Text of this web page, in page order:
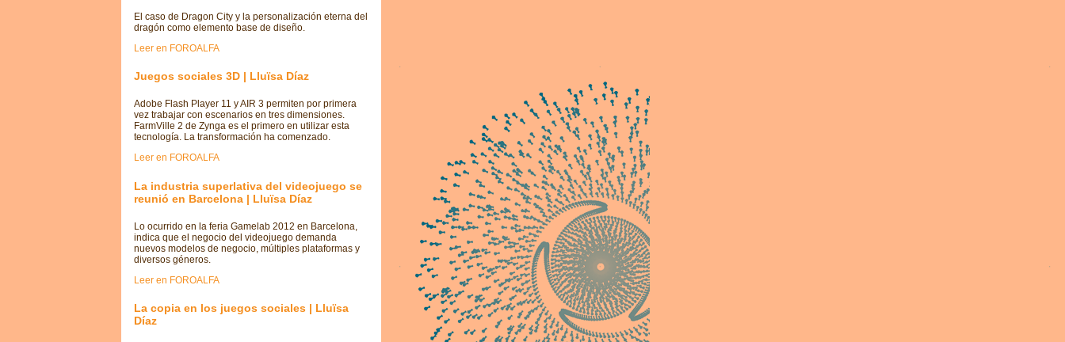
El caso de Dragon City y la personalización eterna del
dragón como elemento base de diseño.
Leer en FOROALFA
Juegos sociales 3D | Lluïsa Díaz
Adobe Flash Player 11 y AIR 3 permiten por primera
vez trabajar con escenarios en tres dimensiones.
FarmVille 2 de Zynga es el primero en utilizar esta
tecnología. La transformación ha comenzado.
Leer en FOROALFA
La industria superlativa del videojuego se
reunió en Barcelona | Lluïsa Díaz
Lo ocurrido en la feria Gamelab 2012 en Barcelona,
indica que el negocio del videojuego demanda
nuevos modelos de negocio, múltiples plataformas y
diversos géneros.
Leer en FOROALFA
La copia en los juegos sociales | Lluïsa
Díaz